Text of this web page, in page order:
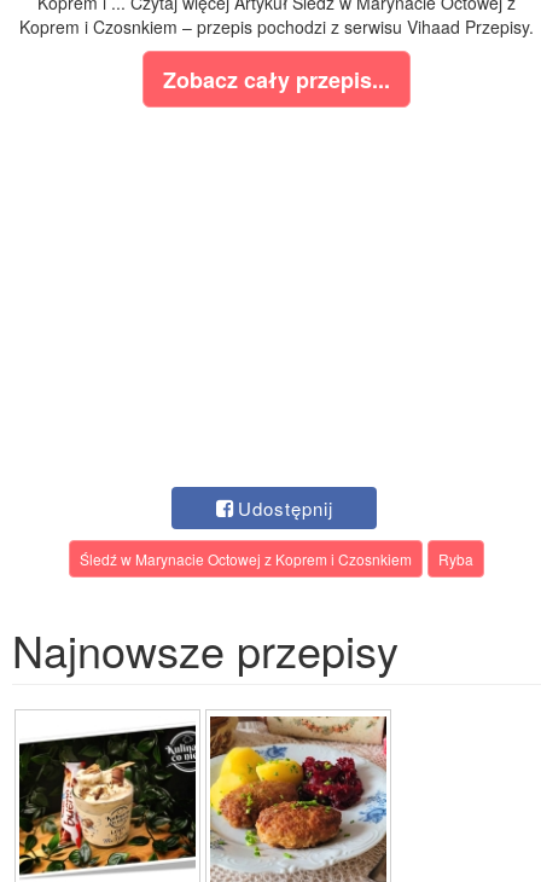
Koprem i Czosnkiem – przepis pochodzi z serwisu Vihaad Przepisy.
Zobacz cały przepis...
Udostępnij
Śledź w Marynacie Octowej z Koprem i Czosnkiem Ryba
Najnowsze przepisy